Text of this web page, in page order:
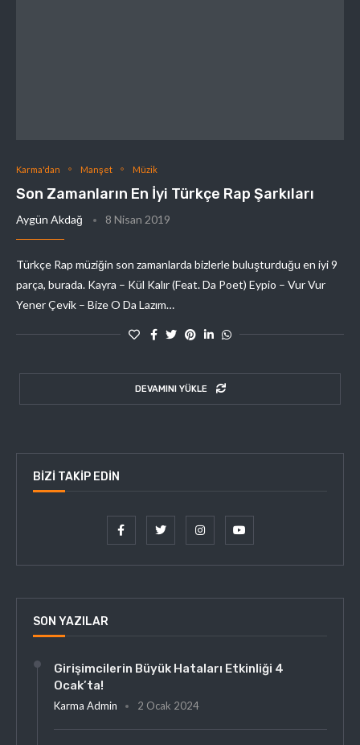
Karma'dan Manşet Müzik
Son Zamanların En İyi Türkçe Rap Şarkıları
Aygün Akdağ 8 Nisan 2019
Türkçe Rap müziğin son zamanlarda bizlerle buluşturduğu en iyi 9
parça, burada. Kayra – Kül Kalır (Feat. Da Poet) Eypio – Vur Vur
Yener Çevik – Bize O Da Lazım…
DEVAMINI YÜKLE
BIZI TAKIP EDIN
SON YAZILAR
Girişimcilerin Büyük Hataları Etkinliği 4
Ocak’ta!
Karma Admin 2 Ocak 2024